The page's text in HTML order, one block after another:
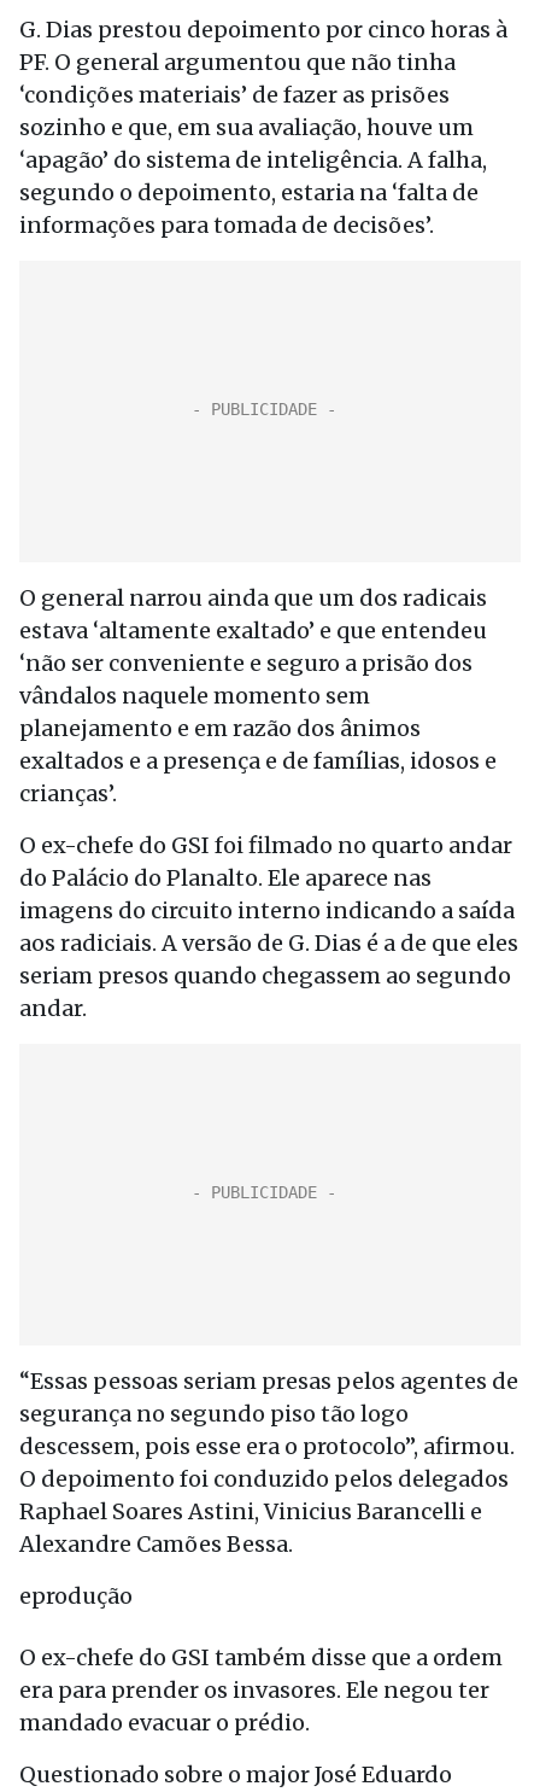
G. Dias prestou depoimento por cinco horas à
PF. O general argumentou que não tinha
‘condições materiais’ de fazer as prisões
sozinho e que, em sua avaliação, houve um
‘apagão’ do sistema de inteligência. A falha,
segundo o depoimento, estaria na ‘falta de
informações para tomada de decisões’.
O general narrou ainda que um dos radicais
estava ‘altamente exaltado’ e que entendeu
‘não ser conveniente e seguro a prisão dos
vândalos naquele momento sem
planejamento e em razão dos ânimos
exaltados e a presença e de famílias, idosos e
crianças’.
O ex-chefe do GSI foi filmado no quarto andar
do Palácio do Planalto. Ele aparece nas
imagens do circuito interno indicando a saída
aos radiciais. A versão de G. Dias é a de que eles
seriam presos quando chegassem ao segundo
andar.
“Essas pessoas seriam presas pelos agentes de
segurança no segundo piso tão logo
descessem, pois esse era o protocolo”, afirmou.
O depoimento foi conduzido pelos delegados
Raphael Soares Astini, Vinicius Barancelli e
Alexandre Camões Bessa.
eprodução
O ex-chefe do GSI também disse que a ordem
era para prender os invasores. Ele negou ter
mandado evacuar o prédio.
Questionado sobre o major José Eduardo